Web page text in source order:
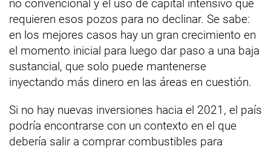
no convencional y el uso de capital intensivo que
requieren esos pozos para no declinar. Se sabe:
en los mejores casos hay un gran crecimiento en
el momento inicial para luego dar paso a una baja
sustancial, que solo puede mantenerse
inyectando más dinero en las áreas en cuestión.
Si no hay nuevas inversiones hacia el 2021, el país
podría encontrarse con un contexto en el que
debería salir a comprar combustibles para